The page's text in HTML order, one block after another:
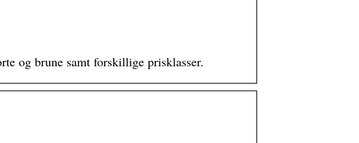
og brune samt forskillige prisklasser.